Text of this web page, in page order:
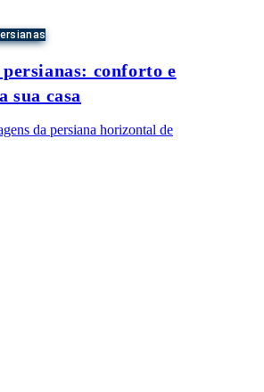
conforto e
sua casa